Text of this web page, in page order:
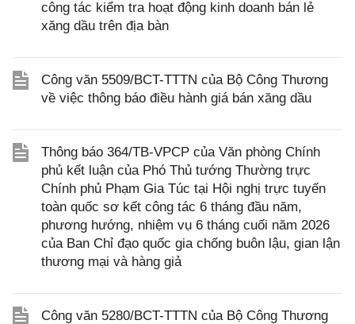
công tác kiểm tra hoạt động kinh doanh bán lẻ
xăng dầu trên địa bàn
Công văn 5509/BCT-TTTN của Bộ Công Thương
về việc thông báo điều hành giá bán xăng dầu
Thông báo 364/TB-VPCP của Văn phòng Chính
phủ kết luận của Phó Thủ tướng Thường trực
Chính phủ Phạm Gia Túc tại Hội nghị trực tuyến
toàn quốc sơ kết công tác 6 tháng đầu năm,
phương hướng, nhiệm vụ 6 tháng cuối năm 2026
của Ban Chỉ đạo quốc gia chống buôn lậu, gian lận
thương mại và hàng giả
Công văn 5280/BCT-TTTN của Bộ Công Thương